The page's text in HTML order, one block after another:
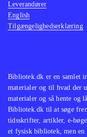
Bibliotek.dk er en samlet
materialer og til hvad der
materialer og så hente og
Bibliotek.dk til at søge
tidsskrifter, artikler, e-
et fysisk bibliotek, men en
Leverandører
English
Tilgængelighedserklæring